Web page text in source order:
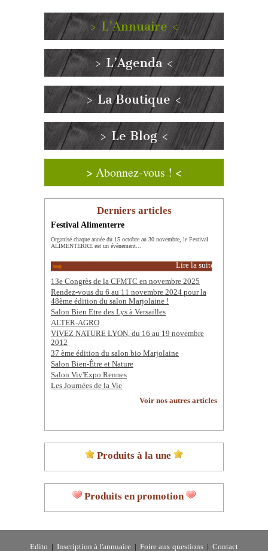
> L’Annuaire <
> L’Agenda <
> La Boutique <
> Le Blog <
> Abonnez-vous ! <
Derniers articles
Festival Alimenterre
Organisé chaque année du 15 octobre au 30 novembre, le Festival
ALIMENTERRE est un évènement...
Lire la suite
13e Congrès de la CFMTC en novembre 2025
Rendez-vous du 6 au 11 novembre 2024 pour la
48ème édition du salon Marjolaine !
Salon Bien Etre des Lys à Versailles
ALTER-AGRO
VIVEZ NATURE LYON, du 16 au 19 novembre
2012
37 ème édition du salon bio Marjolaine
Salon Bien-Être et Nature
Salon Viv'Expo Rennes
Les Journées de la Vie
Voir nos autres articles
Produits à la une
Produits en promotion
Edito Inscription à l'annuaire Foire aux questions Contact